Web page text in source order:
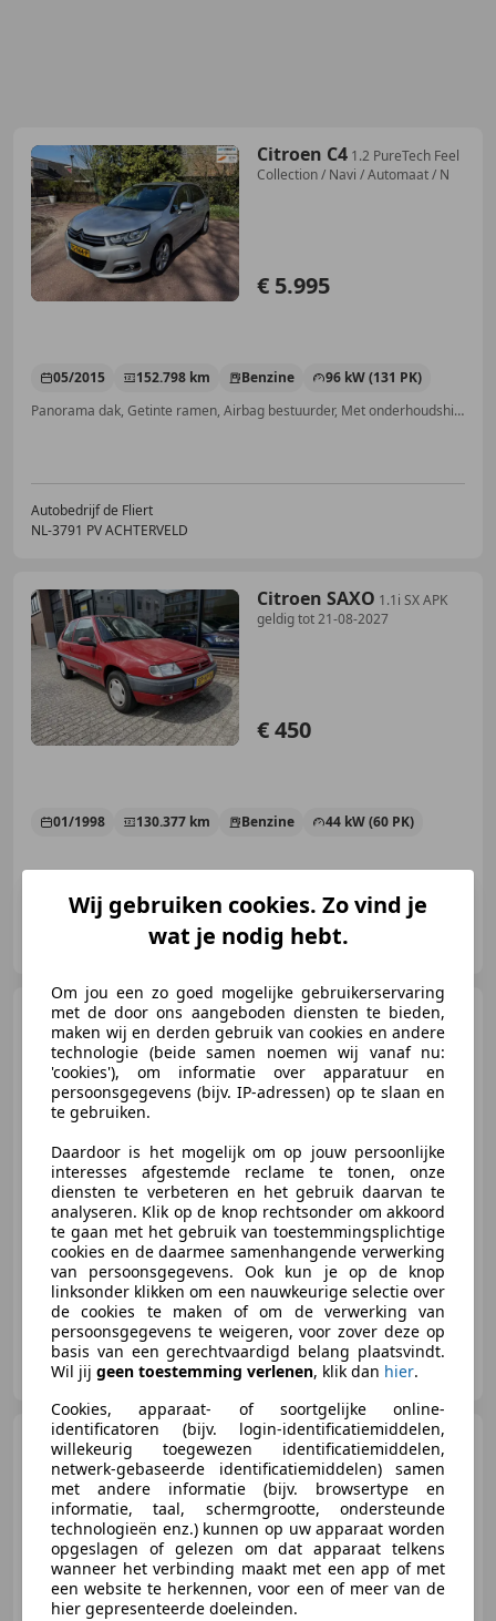
Citroen C4 1.2 PureTech Feel
Collection / Navi / Automaat / N
€ 5.995
05/2015 152.798 km Benzine
96 kW (131 PK)
Panorama dak, Getinte ramen, Airbag bestuurder, Met onderhoudshistorie, Navigatiesysteem, Alarm, Parkeerhulp achter, Emergency Brake Assist
Autobedrijf de Fliert
NL-3791 PV ACHTERVELD
Citroen SAXO 1.1i SX APK
geldig tot 21-08-2027
€ 450
01/1998 130.377 km Benzine 44 kW (60 PK)
NL-2241 KE WASSENAAR
Citroen C11.0-12V Ambiance
05/2010 128.777 km Benzine
50 kW (68 PK)
KL Auto's B.V.
NL-4905 AA OOSTERHOUT
Citroen DS41.6 VTi
Chic/AIRCO/CRUISE/PARKEERSENS
ACHTER
€ 3.499
Wij gebruiken cookies. Zo vind je
wat je nodig hebt.
Om jou een zo goed mogelijke gebruikerservaring
met de door ons aangeboden diensten te bieden,
maken wij en derden gebruik van cookies en andere
technologie (beide samen noemen wij vanaf nu:
'cookies'), om informatie over apparatuur en
persoonsgegevens (bijv. IP-adressen) op te slaan en
te gebruiken.
Daardoor is het mogelijk om op jouw persoonlijke
interesses afgestemde reclame te tonen, onze
diensten te verbeteren en het gebruik daarvan te
analyseren. Klik op de knop rechtsonder om akkoord
te gaan met het gebruik van toestemmingsplichtige
cookies en de daarmee samenhangende verwerking
van persoonsgegevens. Ook kun je op de knop
linksonder klikken om een nauwkeurige selectie over
de cookies te maken of om de verwerking van
persoonsgegevens te weigeren, voor zover deze op
basis van een gerechtvaardigd belang plaatsvindt.
Wil jij geen toestemming verlenen, klik dan hier.
Cookies, apparaat- of soortgelijke online-
identificatoren (bijv. login-identificatiemiddelen,
willekeurig toegewezen identificatiemiddelen,
netwerk-gebaseerde identificatiemiddelen) samen
met andere informatie (bijv. browsertype en
informatie, taal, schermgrootte, ondersteunde
technologieën enz.) kunnen op uw apparaat worden
opgeslagen of gelezen om dat apparaat telkens
wanneer het verbinding maakt met een app of met
een website te herkennen, voor een of meer van de
hier gepresenteerde doeleinden.